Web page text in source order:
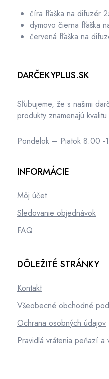
číra fľaška na difuzér
dymovo čierna fľaška
červená fľaška na
DARČEKYPLUS.SK
Sľubujeme, že s našimi
produkty znamenajú
Pondelok – Piatok 8:00 -
INFORMÁCIE
Môj účet
Sledovanie objednávok
FAQ
DÔLEŽITÉ STRÁNKY
Kontakt
Všeobecné obchodné
Ochrana osobných údajov
Pravidlá vrátenia peňazí a